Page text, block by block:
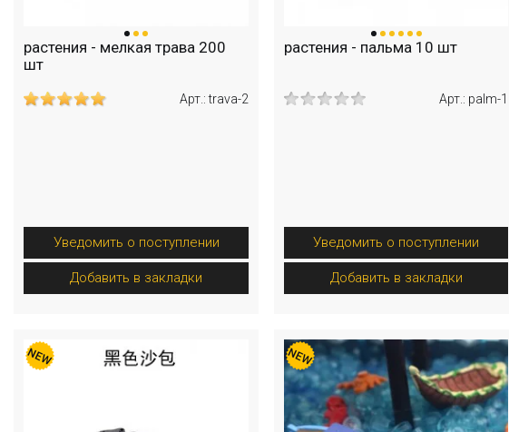
растения - мелкая трава 200
шт
Арт.: trava-2
Уведомить о поступлении
Добавить в закладки
растения - пальма 10 шт
Арт.: palm-1
Уведомить о поступлении
Добавить в закладки